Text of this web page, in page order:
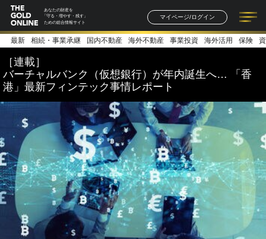
あなたの財産を
「守る・増やす・残す」
ための総合情報サイト
マイページ/ログイン
記事一覧 連載一覧
著者一覧 書籍一覧
最新 相続・事業承継 国内不動産 海外不動産 事業投資 海外活用 保険
［連載］
バーチャルバンク（仮想銀行）が年内誕生へ… 「香
港」最新フィンテック事情レポート